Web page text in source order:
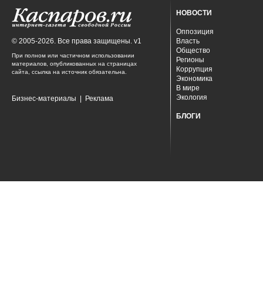
© 2005-2026. Все права защищены. v1
При полном или частичном использовании
материалов, опубликованных на страницах
сайта, ссылка на источник обязательна.
Бизнес-материалы Реклама
НОВОСТИ
Оппозиция
Власть
Общество
Регионы
Коррупция
Экономика
В мире
Экология
БЛОГИ